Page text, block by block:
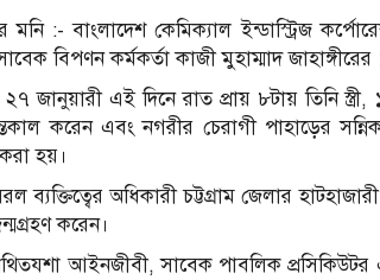
:- বাংলাদেশ কেমিক্যাল ইন্ডাস্ট্রিজ
বিপণন কর্মকর্তা কাজী মুহাম্মাদ জাহাঙ্গীরের
জানুয়ারী এই ‍দিনে রাত প্রায় ৮টায় তিনি
করেন এবং নগরীর চেরাগী পাহাড়ের
হয়।
অধিকারী চট্টগ্রাম জেলার হাটহাজারী
করেন।
আইনজীবী, সাবেক পাবলিক